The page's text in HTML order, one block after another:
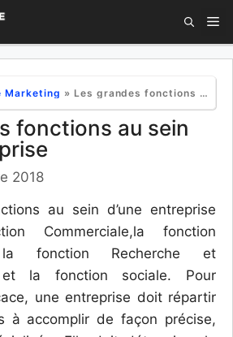
Marketing » Les grandes fonctions au sein d’une entreprise
fonctions au sein
2018
au sein d’une entreprise
Commerciale,la fonction
fonction Recherche et
et la fonction sociale. Pour
une entreprise doit répartir
à accomplir de façon précise,